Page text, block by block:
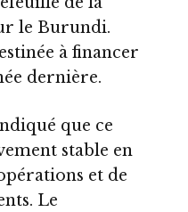
le Burundi.
à financer
dernière.
que ce
stable en
et de
Le